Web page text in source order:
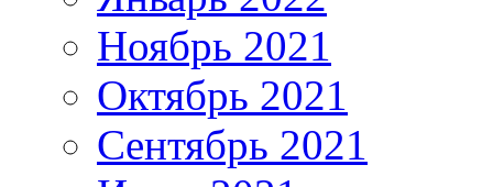
Ноябрь 2021
Октябрь 2021
Сентябрь 2021